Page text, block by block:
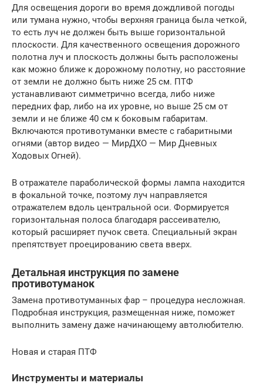
Для освещения дороги во время дождливой погоды
или тумана нужно, чтобы верхняя граница была четкой,
то есть луч не должен быть выше горизонтальной
плоскости. Для качественного освещения дорожного
полотна луч и плоскость должны быть расположены
как можно ближе к дорожному полотну, но расстояние
от земли не должно быть ниже 25 см. ПТФ
устанавливают симметрично всегда, либо ниже
передних фар, либо на их уровне, но выше 25 см от
земли и не ближе 40 см к боковым габаритам.
Включаются противотуманки вместе с габаритными
огнями (автор видео — МирДХО — Мир Дневных
Ходовых Огней).
В отражателе параболической формы лампа находится
в фокальной точке, поэтому луч направляется
отражателем вдоль центральной оси. Формируется
горизонтальная полоса благодаря рассеивателю,
который расширяет пучок света. Специальный экран
препятствует проецированию света вверх.
Детальная инструкция по замене
противотуманок
Замена противотуманных фар – процедура несложная.
Подробная инструкция, размещенная ниже, поможет
выполнить замену даже начинающему автолюбителю.
Новая и старая ПТФ
Инструменты и материалы